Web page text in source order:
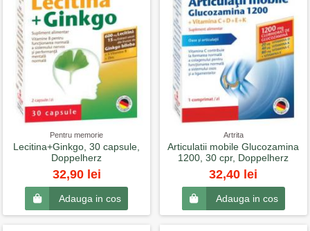
Pentru memorie
Lecitina+Ginkgo, 30 capsule,
Doppelherz
32,90 lei
Adauga in cos
Artrita
Articulatii mobile Glucozamina
1200, 30 cpr, Doppelherz
32,40 lei
Adauga in cos